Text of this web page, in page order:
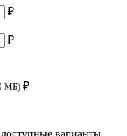
₽
₽
МБ) ₽